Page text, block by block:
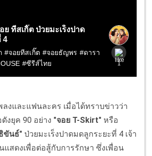
งและแฟนละคร เมื่อได้ทราบข่าวว่า
งยุค 90 อย่าง "จอย T-Skirt" หรือ
ขันธ์" ป่วยมะเร็งปาดมดลูกระยะที่ 4 เจ้า
แสดงเพื่อต่อสู้กับการรักษา ซึ่งเพื่อน